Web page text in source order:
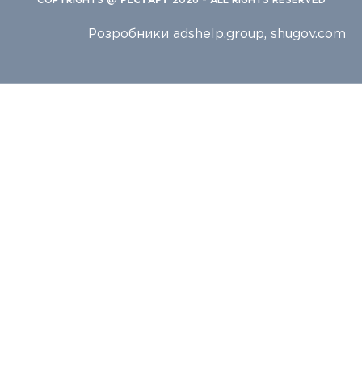
Розробники adshelp.group, shugov.com